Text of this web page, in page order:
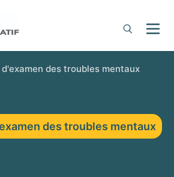
des troubles mentaux
des troubles mentaux